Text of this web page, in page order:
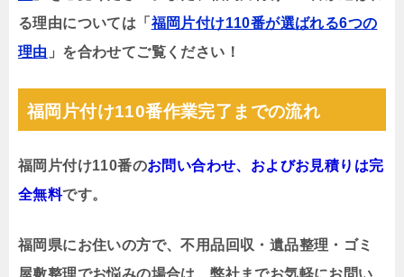
る理由については「福岡片付け110番が選ばれる6つの
理由 」を合わせてご覧ください！
福岡片付け110番作業完了までの流れ
福岡片付け110番のお問い合わせ、およびお見積りは完
全無料です。
福岡県にお住いの方で、不用品回収・遺品整理・ゴミ
屋敷整理でお悩みの場合は、弊社までお気軽にお問い